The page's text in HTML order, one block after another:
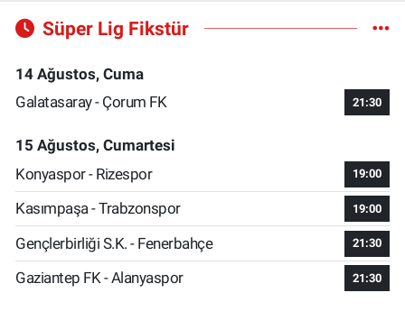
Süper Lig Fikstür
14 Ağustos, Cuma
Galatasaray - Çorum FK
21:30
15 Ağustos, Cumartesi
Konyaspor - Rizespor
19:00
Kasımpaşa - Trabzonspor 19:00
Gençlerbirliği S.K. - Fenerbahçe 21:30
Gaziantep FK - Alanyaspor 21:30